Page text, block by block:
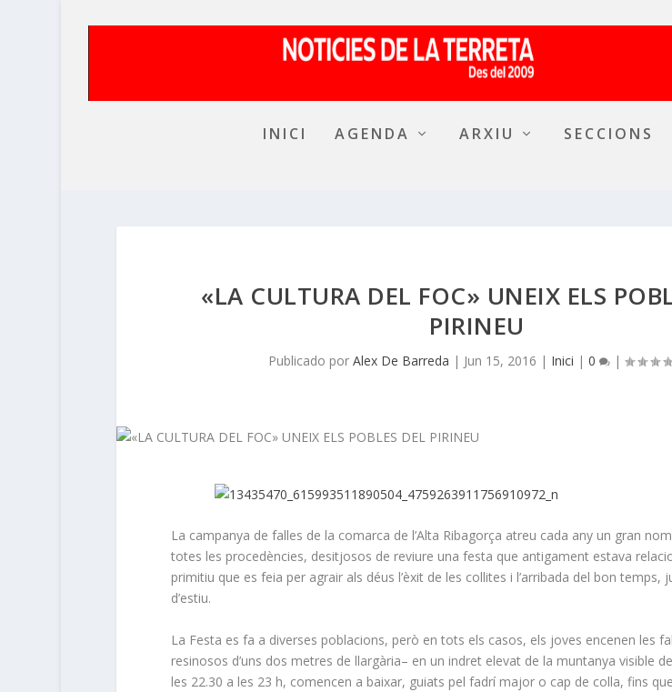
INICI AGENDA ARXIU SECCIONS
«LA CULTURA DEL FOC» UNEIX ELS
PIRINEU
Publicado porAlex De Barreda | Jun 15, 2016 | Inici |0 |
La campanya de falles de la comarca de l’Alta Ribagorça atreu cada any un gran
totes les procedències, desitjosos de reviure una festa que antigament estava
primitiu que es feia per agrair als déus l’èxit de les collites i l’arribada del bon temps,
d’estiu.
La Festa es fa a diverses poblacions, però en tots els casos, els joves encenen les
resinosos d’uns dos metres de llargària– en un indret elevat de la muntanya visible
les 22.30 a les 23 h, comencen a baixar, guiats pel fadrí major o cap de colla, fins